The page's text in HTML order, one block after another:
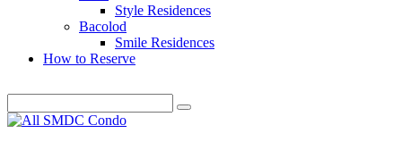
Style Residences
Bacolod
Smile Residences
How to Reserve